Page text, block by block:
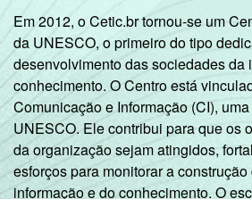
Em 2012, o Cetic.br tornou-se um
da UNESCO, o primeiro do tipo
desenvolvimento das sociedades da
conhecimento. O Centro está
Comunicação e Informação (CI),
UNESCO. Ele contribui para que os
da organização sejam atingidos,
esforços para monitorar a
informação e do conhecimento. O